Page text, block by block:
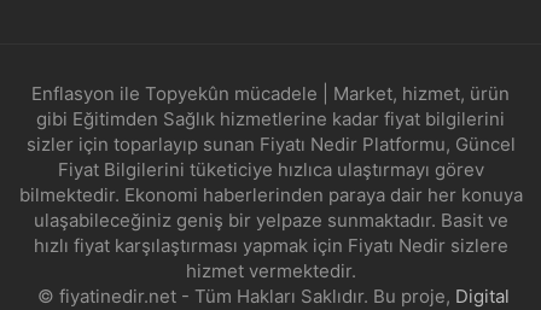
Enflasyon ile Topyekûn mücadele | Market, hizmet, ürün
gibi Eğitimden Sağlık hizmetlerine kadar fiyat bilgilerini
sizler için toparlayıp sunan Fiyatı Nedir Platformu, Güncel
Fiyat Bilgilerini tüketiciye hızlıca ulaştırmayı görev
bilmektedir. Ekonomi haberlerinden paraya dair her konuya
ulaşabileceğiniz geniş bir yelpaze sunmaktadır. Basit ve
hızlı fiyat karşılaştırması yapmak için Fiyatı Nedir sizlere
hizmet vermektedir.
© fiyatinedir.net - Tüm Hakları Saklıdır. Bu proje, Digital